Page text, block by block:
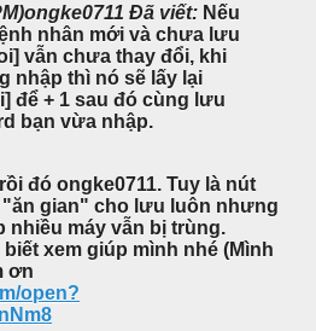
ongke0711 Đã viết: Nếu
nhân mới và chưa lưu
vẫn chưa thay đổi, khi
nhập thì nó sẽ lấy lại
để + 1 sau đó cùng lưu
bạn vừa nhập.
đó ongke0711. Tuy là nút
gian" cho lưu luôn nhưng
nhiều máy vẫn bị trùng.
xem giúp mình nhé (Mình
ơn
open?